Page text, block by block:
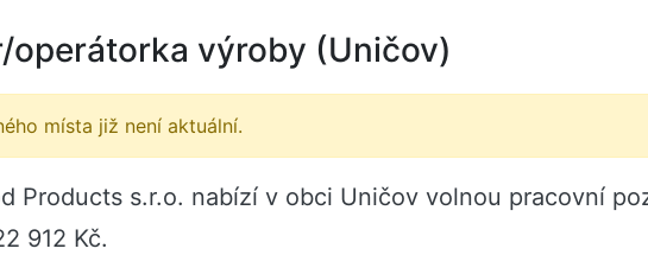
operátorka výroby (Uničov)
místa již není aktuální.
Products s.r.o. nabízí v obci Uničov volnou pracovní
912 Kč.